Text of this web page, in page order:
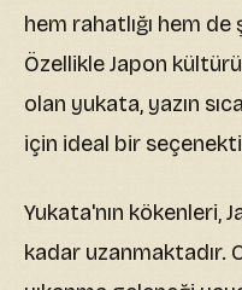
hem rahatlığı hem de
Özellikle Japon
olan yukata, yazın
için ideal bir
Yukata'nın kökenleri,
kadar uzanmaktadır.